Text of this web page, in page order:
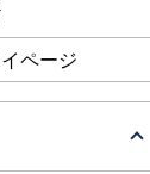
ページ